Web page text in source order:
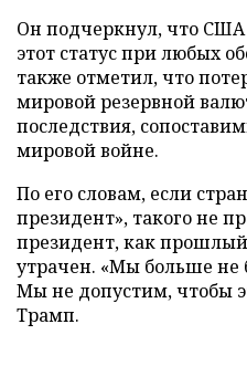
Он подчеркнул, что
этот статус при любых
также отметил, что
мировой резервной
последствия,
мировой войне.
По его словам, если
президент», такого не
президент, как
утрачен. «Мы больше не
Мы не допустим, чтобы
Трамп.